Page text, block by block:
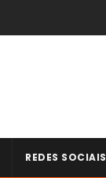
REDES SOCIAIS